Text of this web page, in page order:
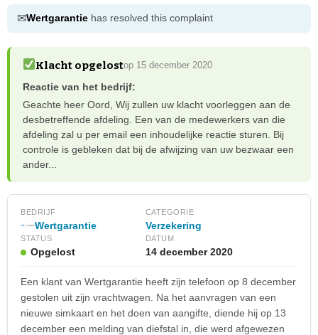
✉Wertgarantie has resolved this complaint
Klacht opgelostop 15 december 2020
Reactie van het bedrijf:
Geachte heer Oord, Wij zullen uw klacht voorleggen aan de
desbetreffende afdeling. Een van de medewerkers van die
afdeling zal u per email een inhoudelijke reactie sturen. Bij
controle is gebleken dat bij de afwijzing van uw bezwaar een
ander...
BEDRIJF
Wertgarantie
CATEGORIE
Verzekering
STATUS
Opgelost
DATUM
14 december 2020
Een klant van Wertgarantie heeft zijn telefoon op 8 december
gestolen uit zijn vrachtwagen. Na het aanvragen van een
nieuwe simkaart en het doen van aangifte, diende hij op 13
december een melding van diefstal in, die werd afgewezen